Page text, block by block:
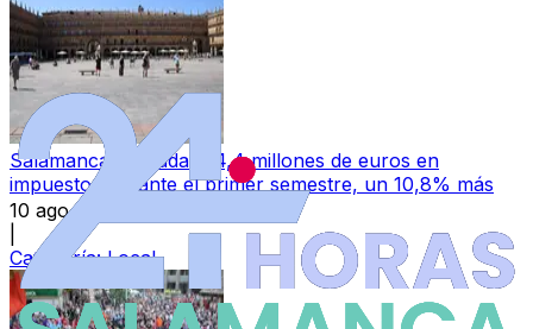
Salamanca recauda 314,4 millones de euros en
impuestos durante el primer semestre, un 10,8% más
10 ago 2026
Categoría:Local